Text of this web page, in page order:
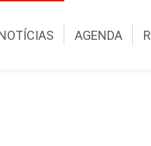
AGENDA